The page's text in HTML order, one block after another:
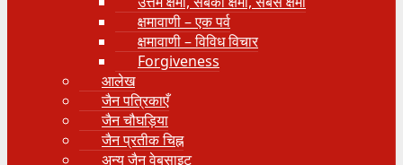
क्षमावाणी – एक पर्व
क्षमावाणी – विविध विचार
Forgiveness
आलेख
जैन पत्रिकाएँ
जैन चौघड़िया
जैन प्रतीक चिह्न
अन्य जैन वेबसाइट